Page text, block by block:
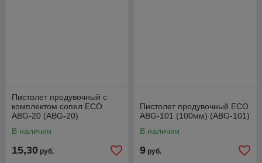
Пистолет продувочный c
комплектом сопел ECO
ABG-20 (ABG-20)
В наличии
15,30 руб.
Пистолет продувочный ECO
ABG-101 (100мм) (ABG-101)
В наличии
9 руб.